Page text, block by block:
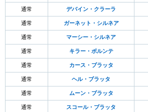
通常 デバイン・クラーラ
通常 ガーネット・シルネア
通常 マーシー・シルネア
通常 キラー・ボルンテ
通常 カース・ブラッタ
通常 ヘル・ブラッタ
通常 ムーン・ブラッタ
通常 スコール・ブラッタ